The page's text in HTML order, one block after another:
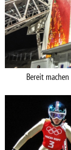
Bereit